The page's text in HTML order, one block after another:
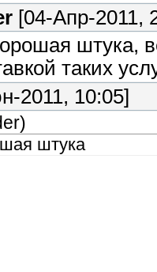
[04-Апр-2011,
штука,
таких
2011, 10:05]
)
штука